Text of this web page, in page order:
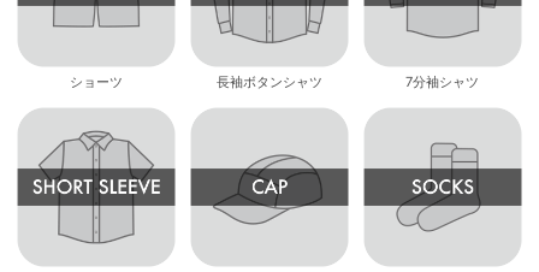
ショーツ 長袖ボタンシャツ 7分袖シャツ